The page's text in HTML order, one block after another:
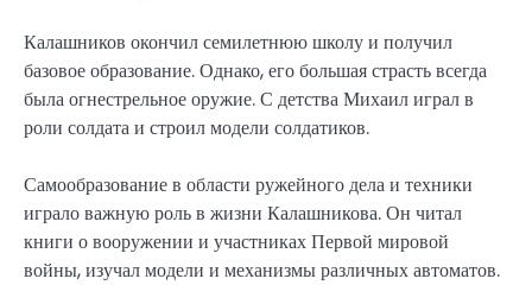
Калашников окончил семилетнюю школу и получил
базовое образование. Однако, его большая страсть всегда
была огнестрельное оружие. С детства Михаил играл в
роли солдата и строил модели солдатиков.
Самообразование в области ружейного дела и техники
играло важную роль в жизни Калашникова. Он читал
книги о вооружении и участниках Первой мировой
войны, изучал модели и механизмы различных автоматов.